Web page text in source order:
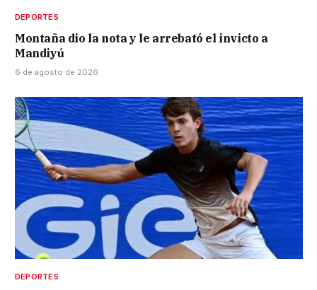
DEPORTES
Montaña dio la nota y le arrebató el invicto a
Mandiyú
6 de agosto de 2026
DEPORTES